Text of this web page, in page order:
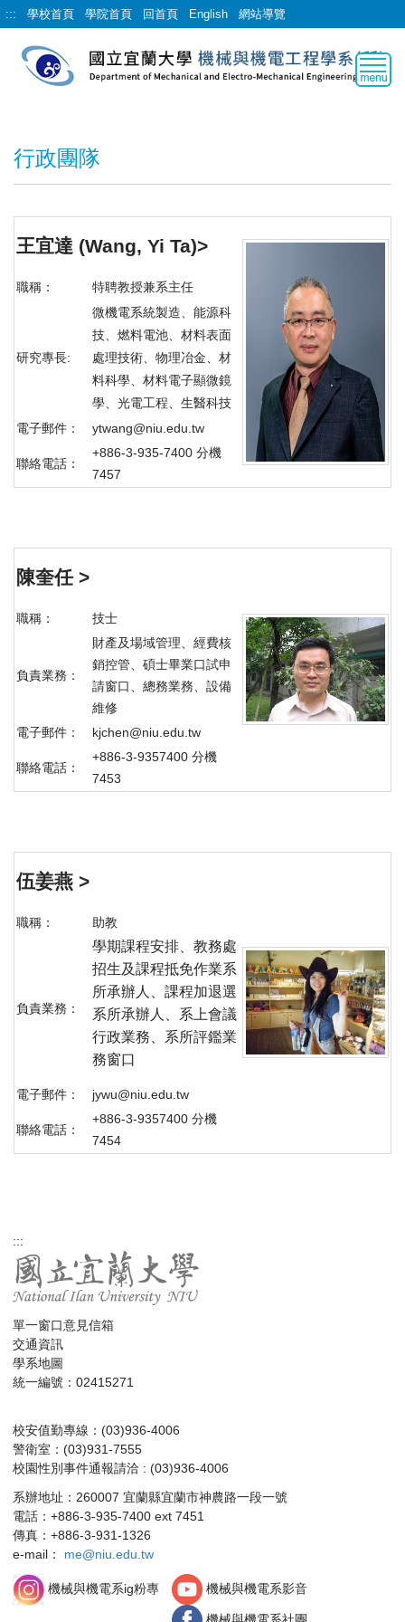
跳
到
::: 學校首頁 學院首頁 回首頁 English 網站導覽
行政團隊
王宜達 (Wang, Yi Ta)>
職稱： 特聘教授兼系主任
研究專長:
微機電系統製造、能源科
技、燃料電池、材料表面
處理技術、物理冶金、材
料科學、材料電子顯微鏡
學、光電工程、生醫科技
電子郵件： ytwang@niu.edu.tw
聯絡電話：
+886-3-935-7400 分機
7457
陳奎任 >
職稱： 技士
負責業務：
財產及場域管理、經費核
銷控管、碩士畢業口試申
請窗口、總務業務、設備
維修
電子郵件：
kjchen@niu.edu.tw
聯絡電話：
+886-3-9357400 分機
7453
伍姜燕 >
職稱： 助教
負責業務：
學期課程安排、教務處
招生及課程抵免作業系
所承辦人、課程加退選
系所承辦人、系上會議
行政業務、系所評鑑業
務窗口
電子郵件： jywu@niu.edu.tw
聯絡電話：
+886-3-9357400 分機
7454
:::
單一窗口意見信箱
交通資訊
學系地圖
統一編號：02415271
校安值勤專線：(03)936-4006
警衛室：(03)931-7555
校園性別事件通報請洽 : (03)936-4006
系辦地址：260007 宜蘭縣宜蘭市神農路一段一號
電話：+886-3-935-7400 ext 7451
傳真：+886-3-931-1326
e-mail： me@niu.edu.tw
機械與機電系ig粉專 機械與機電系影音